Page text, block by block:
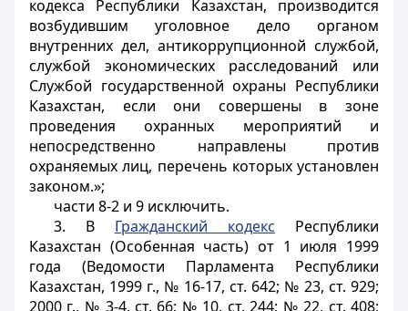
кодекса Республики Казахстан, производится
возбудившим уголовное дело органом
внутренних дел, антикоррупционной службой,
службой экономических расследований или
Службой государственной охраны Республики
Казахстан, если они совершены в зоне
проведения охранных мероприятий и
непосредственно направлены против
охраняемых лиц, перечень которых установлен
законом.»;
части 8-2 и 9 исключить.
3. В Гражданский кодекс Республики
Казахстан (Особенная часть) от 1 июля 1999
года (Ведомости Парламента Республики
Казахстан, 1999 г., № 16-17, ст. 642; № 23, ст. 929;
2000 г., № 3-4, ст. 66; № 10, ст. 244; № 22, ст. 408;